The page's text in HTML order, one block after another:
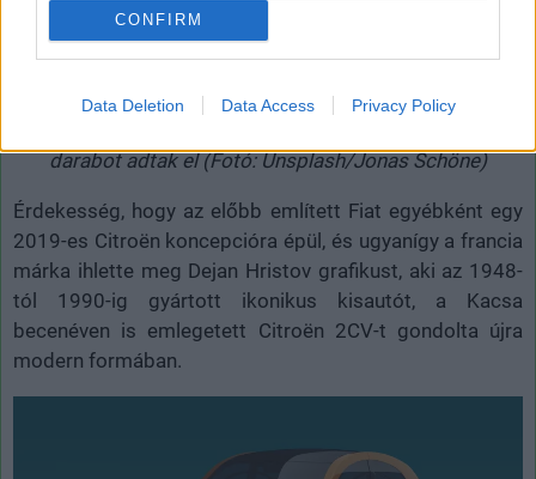
CONFIRM
Data Deletion Data Access Privacy Policy
A Citroën 2CV-ből, azaz a Kacsából közel négymillió darabot
darabot adtak el (Fotó: Unsplash/Jonas Schöne)
Érdekesség, hogy az előbb említett Fiat egyébként egy
2019-es Citroën koncepcióra épül, és ugyanígy a francia
márka ihlette meg Dejan Hristov grafikust, aki az 1948-
tól 1990-ig gyártott ikonikus kisautót, a Kacsa
becenéven is emlegetett Citroën 2CV-t gondolta újra
modern formában.